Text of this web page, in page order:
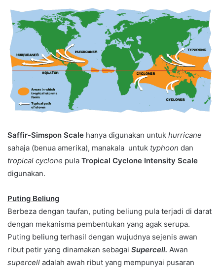
Saffir-Simspon Scale hanya digunakan untuk hurricane
sahaja (benua amerika), manakala untuk typhoon dan
tropical cyclone pula Tropical Cyclone Intensity Scale
digunakan.
Puting Beliung
Berbeza dengan taufan, puting beliung pula terjadi di darat
dengan mekanisma pembentukan yang agak serupa.
Puting beliung terhasil dengan wujudnya sejenis awan
ribut petir yang dinamakan sebagai Supercell. Awan
supercell adalah awah ribut yang mempunyai pusaran